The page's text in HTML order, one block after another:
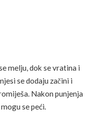
melju, dok se vratina i
se dodaju začini i
Nakon punjenja
se peći.